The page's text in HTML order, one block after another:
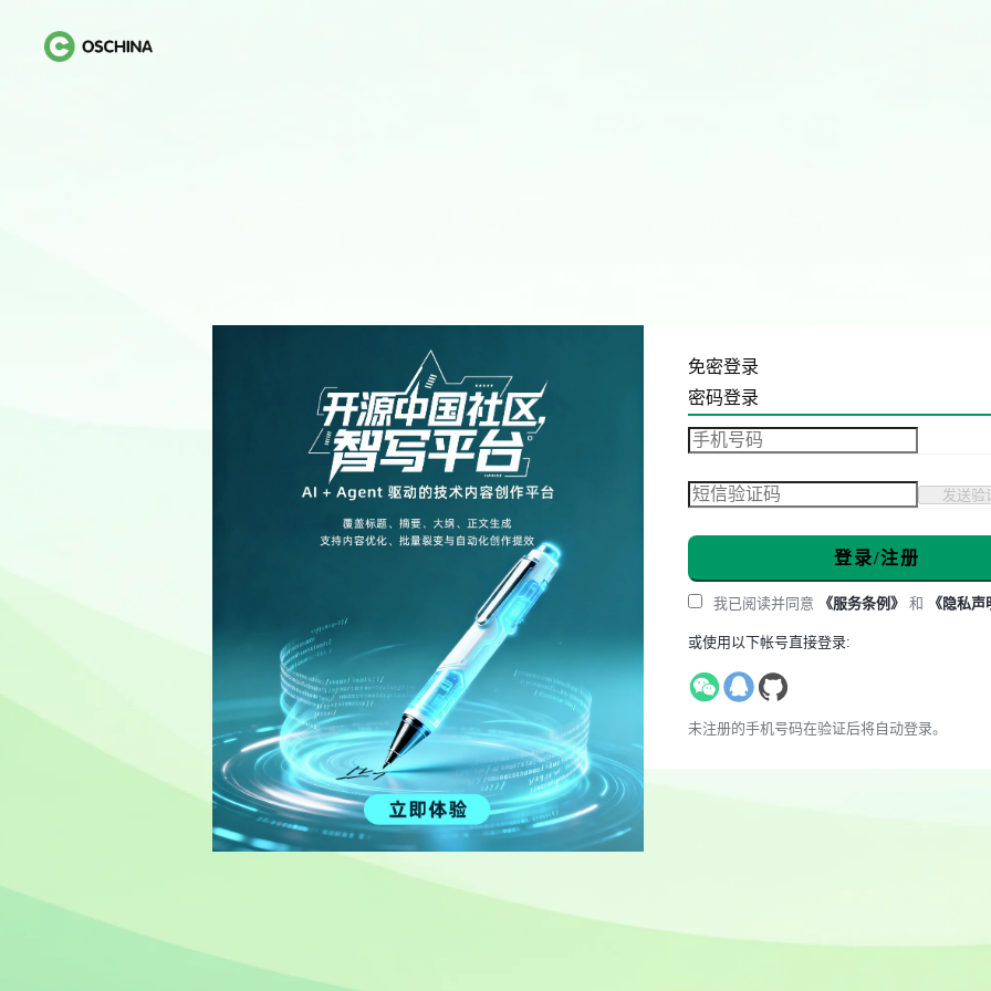
免密登录
密码登录
发送验
登录/注册
我已阅读并同意 《服务条例》 和 《隐私声
或使用以下帐号直接登录:
未注册的手机号码在验证后将自动登录。